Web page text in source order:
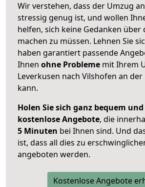
Wir verstehen, dass der Umzug
stressig genug ist, und wollen
helfen, sich keine Gedanken über
machen zu müssen. Lehnen Sie
haben garantiert passende
Ihnen ohne Probleme mit Ihrem
Leverkusen nach Vilshofen an
kann.
Holen Sie sich ganz bequem
kostenlose Angebote, die
5 Minuten bei Ihnen sind. Und
ist, dass all dies zu
angeboten werden.
Kostenlose Angebote